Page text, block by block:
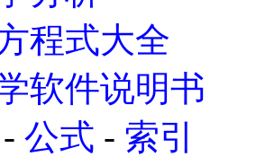
程式大全
软件说明书
-公式 - 索引